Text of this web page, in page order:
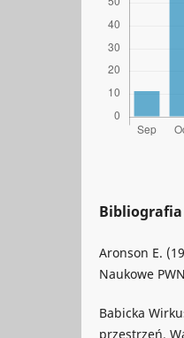
Bibliografia
Aronson E.
Naukowe
Babicka
przestrzeń.